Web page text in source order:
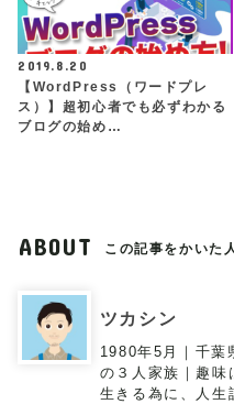
2019.8.20
【WordPress（ワードプレ
ス）】超初心者でも必ずわかる
ブログの始め…
ABOUT この記事をかいた
ツカシン
1980年5月｜千葉
の３人家族｜趣味
生きる為に、人生